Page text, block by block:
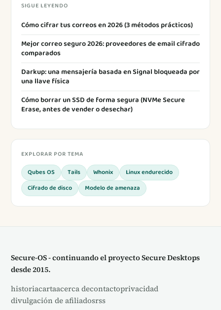
SIGUE LEYENDO
Cómo cifrar tus correos en 2026 (3 métodos prácticos)
Mejor correo seguro 2026: proveedores de email cifrado
comparados
Darkup: una mensajería basada en Signal bloqueada por
una llave física
Cómo borrar un SSD de forma segura (NVMe Secure
Erase, antes de vender o desechar)
EXPLORAR POR TEMA
Qubes OS Tails Whonix
Linux endurecido
Cifrado de disco
Modelo de amenaza
Secure-OS - continuando el proyecto Secure Desktops
desde 2015.
historiacartaacerca decontactoprivacidad
divulgación de afiliadosrss